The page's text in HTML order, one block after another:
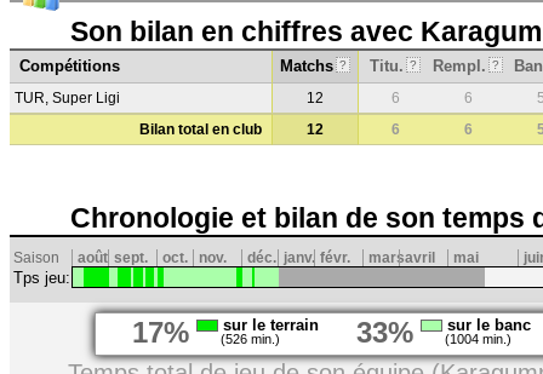
Son bilan en chiffres avec
Compétitions Matchs ? Titu. ? Rempl. ?
TUR, Super Ligi 12 6 6
Bilan total en club
12 6 6
Chronologie et bilan de son temps
Saison août sept. oct. nov. déc. janv. févr. marsavril mai
Tps jeu:
17% sur le terrain
(526 min.) 33% sur le banc
(1004 min.)